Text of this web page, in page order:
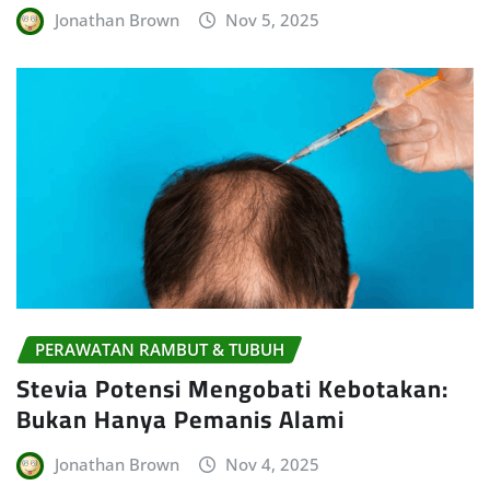
Jonathan Brown Nov 5, 2025
PERAWATAN RAMBUT & TUBUH
Stevia Potensi Mengobati Kebotakan:
Bukan Hanya Pemanis Alami
Jonathan Brown Nov 4, 2025